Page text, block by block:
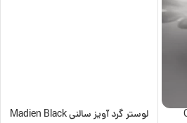
لوستر گرد آویز سالنی Madien Black